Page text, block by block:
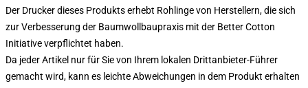
Der Drucker dieses Produkts erhebt Rohlinge von Herstellern, die sich
zur Verbesserung der Baumwollbaupraxis mit der Better Cotton
Initiative verpflichtet haben.
Da jeder Artikel nur für Sie von Ihrem lokalen Drittanbieter-Führer
gemacht wird, kann es leichte Abweichungen in dem Produkt erhalten